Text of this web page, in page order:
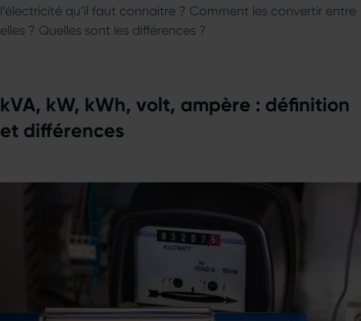
l’électricité qu’il faut connaitre ? Comment les convertir entre
elles ? Quelles sont les différences ?
kVA, kW, kWh, volt, ampère : définition
et différences